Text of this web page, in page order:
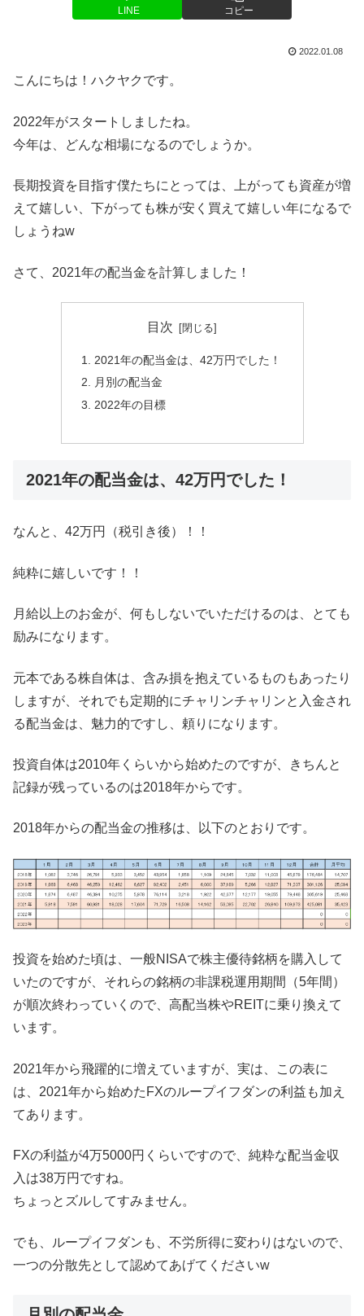
LINE コピー
2022.01.08
こんにちは！ハクヤクです。
2022年がスタートしましたね。
今年は、どんな相場になるのでしょうか。
長期投資を目指す僕たちにとっては、上がっても資産が増
えて嬉しい、下がっても株が安く買えて嬉しい年になるで
しょうねw
さて、2021年の配当金を計算しました！
目次
2021年の配当金は、42万円でした！
月別の配当金
2022年の目標
2021年の配当金は、42万円でした！
なんと、42万円（税引き後）！！
純粋に嬉しいです！！
月給以上のお金が、何もしないでいただけるのは、とても
励みになります。
元本である株自体は、含み損を抱えているものもあったり
しますが、それでも定期的にチャリンチャリンと入金され
る配当金は、魅力的ですし、頼りになります。
投資自体は2010年くらいから始めたのですが、きちんと
記録が残っているのは2018年からです。
2018年からの配当金の推移は、以下のとおりです。
投資を始めた頃は、一般NISAで株主優待銘柄を購入して
いたのですが、それらの銘柄の非課税運用期間（5年間）
が順次終わっていくので、高配当株やREITに乗り換えて
います。
2021年から飛躍的に増えていますが、実は、この表に
は、2021年から始めたFXのループイフダンの利益も加え
てあります。
FXの利益が4万5000円くらいですので、純粋な配当金収
入は38万円ですね。
ちょっとズルしてすみません。
でも、ループイフダンも、不労所得に変わりはないので、
一つの分散先として認めてあげてくださいw